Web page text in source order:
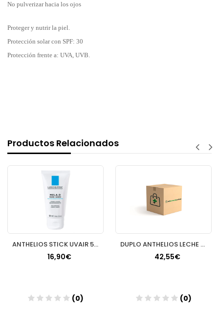
No pulverizar hacia los ojos
Proteger y nutrir la piel.
Protección solar con SPF: 30
Protección frente a: UVA, UVB.
Productos Relacionados
ANTHELIOS STICK UVAIR 50+ 10 ML
16,90€
(0)
DUPLO ANTHELIOS LECHE HIDRATANTE WET SKIN 40% 2ªUNIDAD
42,55€
(0)